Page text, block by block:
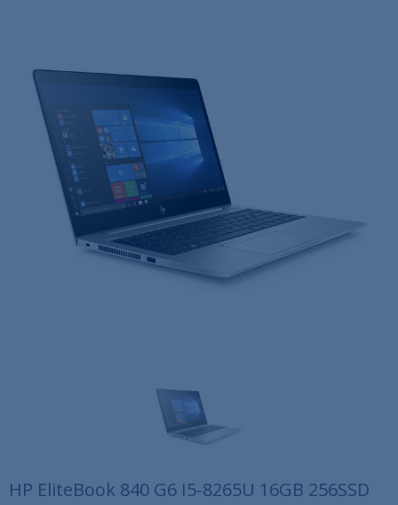
HP EliteBook 840 G6 I5-8265U 16GB 256SSD